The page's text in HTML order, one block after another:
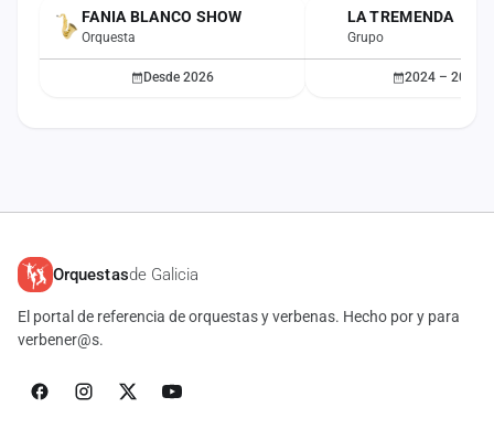
ACTUALFANIA BLANCO SHOW
Orquesta
Desde 2026
LA TREMENDA
Grupo
2024 – 2025
Orquestasde Galicia
El portal de referencia de orquestas y verbenas. Hecho por y para
verbener@s.